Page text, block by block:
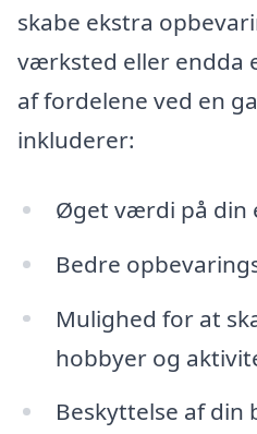
skabe ekstra
værksted eller endda
af fordelene ved en
inkluderer:
Øget værdi på din
Bedre
Mulighed for at
hobbyer og
Beskyttelse af din